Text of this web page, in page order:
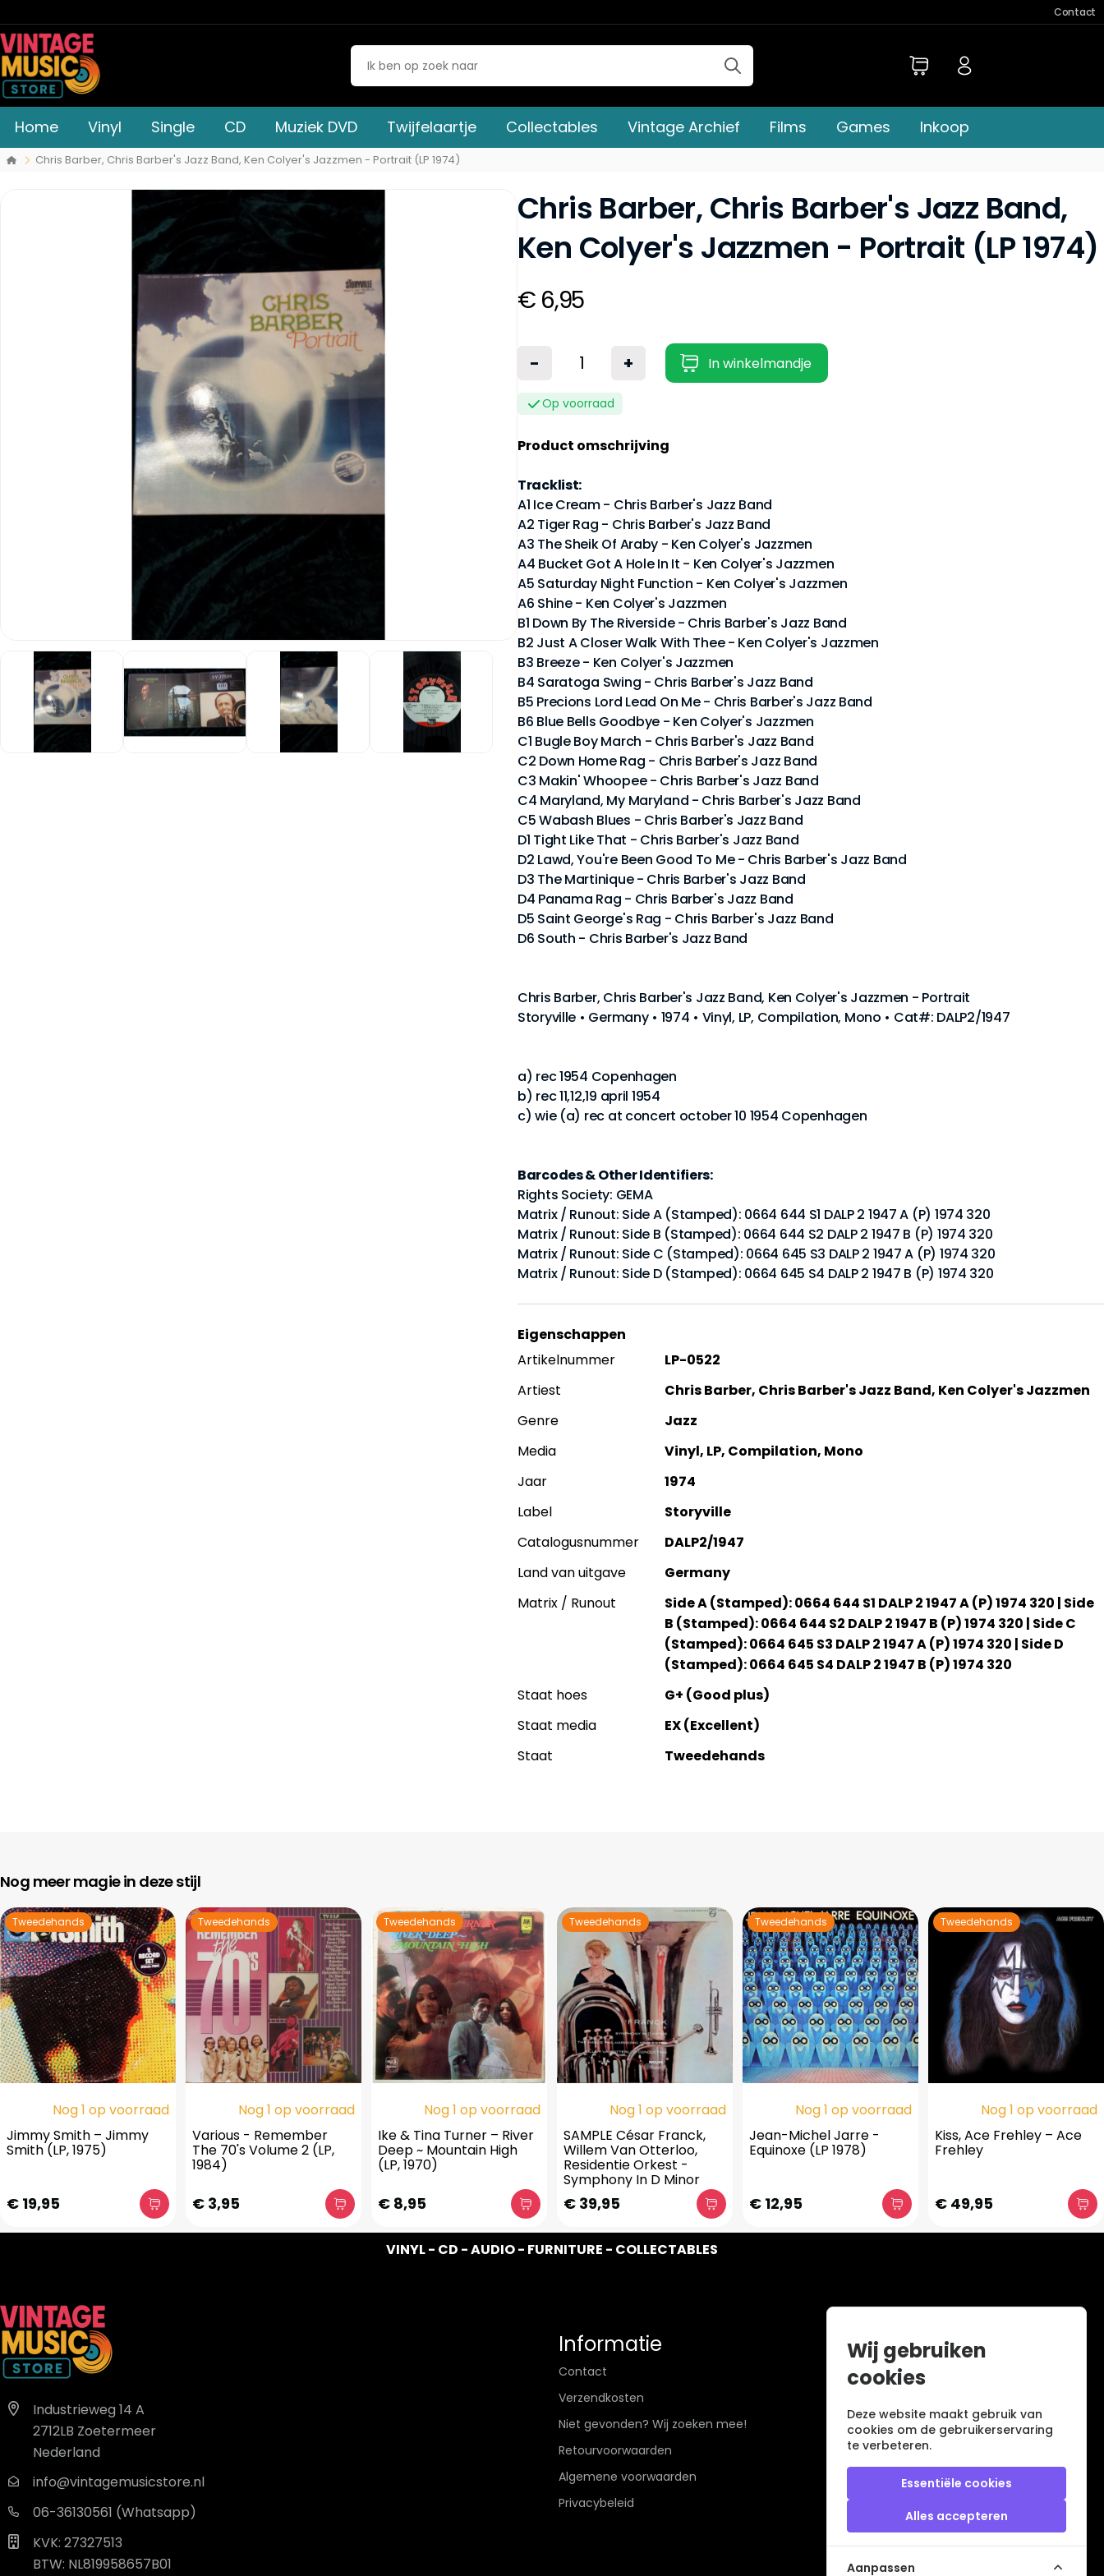
Contact
Home Vinyl Single CD Muziek DVD Twijfelaartje Collectables Vintage Archief Films Games Inkoop
Chris Barber, Chris Barber's Jazz Band, Ken Colyer's Jazzmen - Portrait (LP 1974)
Chris Barber, Chris Barber's Jazz Band,
Ken Colyer's Jazzmen - Portrait (LP 1974)
€ 6,95
- + In winkelmandje
Op voorraad
Product omschrijving
Tracklist:
A1 Ice Cream - Chris Barber's Jazz Band
A2 Tiger Rag - Chris Barber's Jazz Band
A3 The Sheik Of Araby - Ken Colyer's Jazzmen
A4 Bucket Got A Hole In It - Ken Colyer's Jazzmen
A5 Saturday Night Function - Ken Colyer's Jazzmen
A6 Shine - Ken Colyer's Jazzmen
B1 Down By The Riverside - Chris Barber's Jazz Band
B2 Just A Closer Walk With Thee - Ken Colyer's Jazzmen
B3 Breeze - Ken Colyer's Jazzmen
B4 Saratoga Swing - Chris Barber's Jazz Band
B5 Precions Lord Lead On Me - Chris Barber's Jazz Band
B6 Blue Bells Goodbye - Ken Colyer's Jazzmen
C1 Bugle Boy March - Chris Barber's Jazz Band
C2 Down Home Rag - Chris Barber's Jazz Band
C3 Makin' Whoopee - Chris Barber's Jazz Band
C4 Maryland, My Maryland - Chris Barber's Jazz Band
C5 Wabash Blues - Chris Barber's Jazz Band
D1 Tight Like That - Chris Barber's Jazz Band
D2 Lawd, You're Been Good To Me - Chris Barber's Jazz Band
D3 The Martinique - Chris Barber's Jazz Band
D4 Panama Rag - Chris Barber's Jazz Band
D5 Saint George's Rag - Chris Barber's Jazz Band
D6 South - Chris Barber's Jazz Band
Chris Barber, Chris Barber's Jazz Band, Ken Colyer's Jazzmen - Portrait
Storyville • Germany • 1974 • Vinyl, LP, Compilation, Mono • Cat#: DALP2/1947
a) rec 1954 Copenhagen
b) rec 11,12,19 april 1954
c) wie (a) rec at concert october 10 1954 Copenhagen
Barcodes & Other Identifiers:
Rights Society: GEMA
Matrix / Runout: Side A (Stamped): 0664 644 S1 DALP 2 1947 A (P) 1974 320
Matrix / Runout: Side B (Stamped): 0664 644 S2 DALP 2 1947 B (P) 1974 320
Matrix / Runout: Side C (Stamped): 0664 645 S3 DALP 2 1947 A (P) 1974 320
Matrix / Runout: Side D (Stamped): 0664 645 S4 DALP 2 1947 B (P) 1974 320
Eigenschappen
Artikelnummer
LP-0522
Artiest
Chris Barber, Chris Barber's Jazz Band, Ken Colyer's Jazzmen
Genre
Jazz
Media
Vinyl, LP, Compilation, Mono
Jaar
1974
Label
Storyville
Catalogusnummer
DALP2/1947
Land van uitgave
Germany
Matrix / Runout
Side A (Stamped): 0664 644 S1 DALP 2 1947 A (P) 1974 320 | Side
B (Stamped): 0664 644 S2 DALP 2 1947 B (P) 1974 320 | Side C
(Stamped): 0664 645 S3 DALP 2 1947 A (P) 1974 320 | Side D
(Stamped): 0664 645 S4 DALP 2 1947 B (P) 1974 320
Staat hoes
G+ (Good plus)
Staat media
EX (Excellent)
Staat
Tweedehands
Nog meer magie in deze stijl
Tweedehands
Nog 1 op voorraad
Jimmy Smith ‎– Jimmy
Smith (LP, 1975)
€ 19,95
Tweedehands
Nog 1 op voorraad
Various - Remember
The 70's Volume 2 (LP,
1984)
€ 3,95
Tweedehands
Nog 1 op voorraad
Ike & Tina Turner – River
Deep ~ Mountain High
(LP, 1970)
€ 8,95
Tweedehands
Nog 1 op voorraad
SAMPLE César Franck,
Willem Van Otterloo,
Residentie Orkest -
Symphony In D Minor
€ 39,95
Tweedehands
Nog 1 op voorraad
Jean-Michel Jarre -
Equinoxe (LP 1978)
€ 12,95
Tweedehands
Nog 1 op voorraad
Kiss, Ace Frehley – Ace
Frehley
€ 49,95
VINYL - CD - AUDIO - FURNITURE - COLLECTABLES
Industrieweg 14 A
2712LB Zoetermeer
Nederland
info@vintagemusicstore.nl
06-36130561 (Whatsapp)
KVK: 27327513
BTW: NL819958657B01
Informatie
Contact
Verzendkosten
Niet gevonden? Wij zoeken mee!
Retourvoorwaarden
Algemene voorwaarden
Privacybeleid
Wij gebruiken
cookies
Deze website maakt gebruik van
cookies om de gebruikerservaring
te verbeteren.
Essentiële cookies
Alles accepteren
Aanpassen